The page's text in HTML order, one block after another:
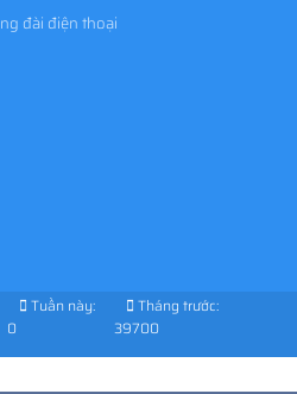
đài điện thoại
Tuần này:
0
Tháng trước:
39700